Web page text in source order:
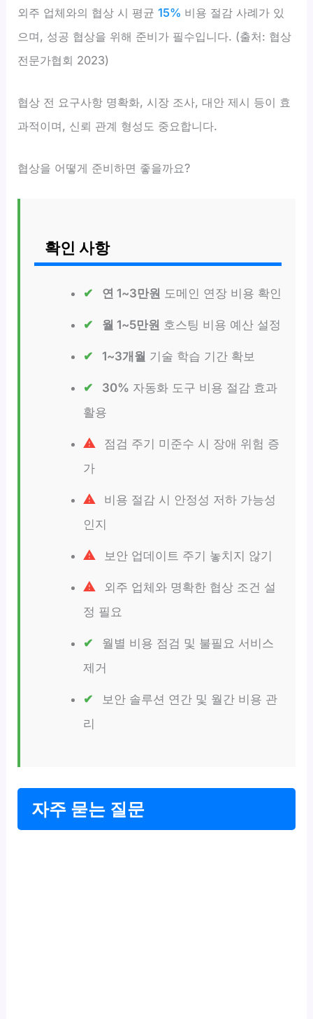
외주 업체와의 협상 시 평균15% 비용 절감 사례가 있
으며, 성공 협상을 위해 준비가 필수입니다. (출처: 협상
전문가협회 2023)
협상 전 요구사항 명확화, 시장 조사, 대안 제시 등이 효
과적이며, 신뢰 관계 형성도 중요합니다.
협상을 어떻게 준비하면 좋을까요?
확인 사항
연 1~3만원 도메인 연장 비용 확인
월 1~5만원 호스팅 비용 예산 설정
1~3개월 기술 학습 기간 확보
30% 자동화 도구 비용 절감 효과
활용
점검 주기 미준수 시 장애 위험 증
가
비용 절감 시 안정성 저하 가능성
인지
보안 업데이트 주기 놓치지 않기
외주 업체와 명확한 협상 조건 설
정 필요
월별 비용 점검 및 불필요 서비스
제거
보안 솔루션 연간 및 월간 비용 관
리
자주 묻는 질문